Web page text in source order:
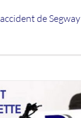
de Segway